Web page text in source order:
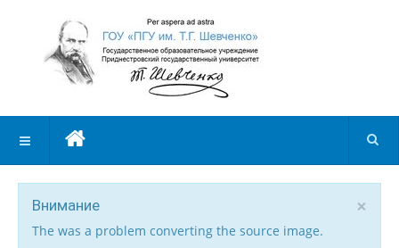
×
Внимание
The was a problem converting the source image.